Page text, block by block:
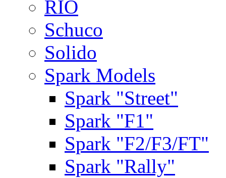
RIO
Schuco
Solido
Spark Models
Spark "Street"
Spark "F1"
Spark "F2/F3/FT"
Spark "Rally"